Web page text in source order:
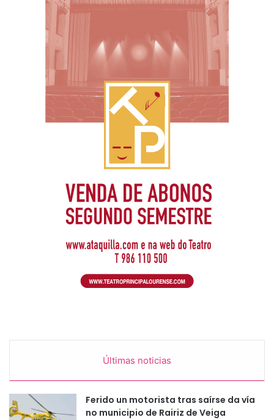
Últimas noticias
Ferido un motorista tras saírse da vía
no municipio de Rairiz de Veiga